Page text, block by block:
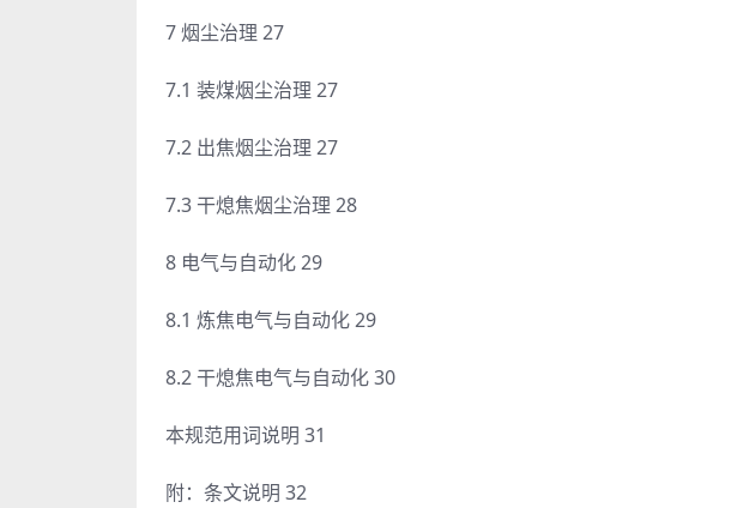
7 烟尘治理 27
7.1 装煤烟尘治理 27
7.2 出焦烟尘治理 27
7.3 干熄焦烟尘治理 28
8 电气与自动化 29
8.1 炼焦电气与自动化 29
8.2 干熄焦电气与自动化 30
本规范用词说明 31
附：条文说明 32